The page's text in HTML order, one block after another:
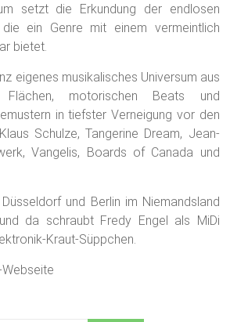
setzt die Erkundung der endlosen
ein Genre mit einem vermeintlich
bietet.
eigenes musikalisches Universum aus
Flächen, motorischen Beats und
in tiefster Verneigung vor den
Schulze, Tangerine Dream, Jean-
Vangelis, Boards of Canada und
und Berlin im Niemandsland
da schraubt Fredy Engel als MiDi
Kraut-Süppchen.